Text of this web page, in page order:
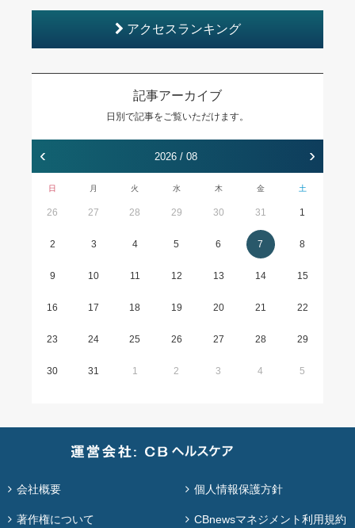
アクセスランキング
記事アーカイブ
日別で記事をご覧いただけます。
‹ 2026 / 08 ›
日 月 火 水 木 金 土
26 27 28 29 30 31 1
2 3 4 5 6 7 8
9 10 11 12 13 14 15
16 17 18 19 20 21 22
23 24 25 26 27 28 29
30 31 1 2 3 4 5
会社概要 個人情報保護方針
著作権について CBnewsマネジメント利用規約